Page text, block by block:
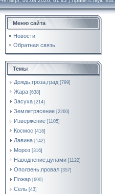
Меню сайта
Новости
Обратная связь
Темы
Дождь,гроза,град [799]
Жара [638]
Засуха [214]
Землетрясение [2260]
Извержение [1105]
Космос [416]
Лавина [142]
Мороз [316]
Наводнение,цунами [1122]
Оползень,провал [357]
Пожар [690]
Сель [43]